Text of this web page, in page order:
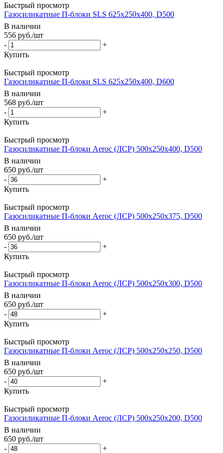
Быстрый просмотр
Газосиликатные П-блоки SLS 625х250х400, D500
В наличии
556 руб./шт
-
+
Купить
Быстрый просмотр
Газосиликатные П-блоки SLS 625х250х400, D600
В наличии
568 руб./шт
-
+
Купить
Быстрый просмотр
Газосиликатные П-блоки Aeroc (ЛСР) 500х250х400, D500
В наличии
650 руб./шт
-
+
Купить
Быстрый просмотр
Газосиликатные П-блоки Aeroc (ЛСР) 500х250х375, D500
В наличии
650 руб./шт
-
+
Купить
Быстрый просмотр
Газосиликатные П-блоки Aeroc (ЛСР) 500х250х300, D500
В наличии
650 руб./шт
-
+
Купить
Быстрый просмотр
Газосиликатные П-блоки Aeroc (ЛСР) 500х250х250, D500
В наличии
650 руб./шт
-
+
Купить
Быстрый просмотр
Газосиликатные П-блоки Aeroc (ЛСР) 500х250х200, D500
В наличии
650 руб./шт
-
+